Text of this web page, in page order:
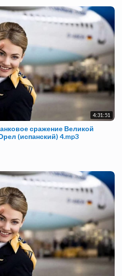
4:31:51
сражение Великой
(испанский) 4.mp3